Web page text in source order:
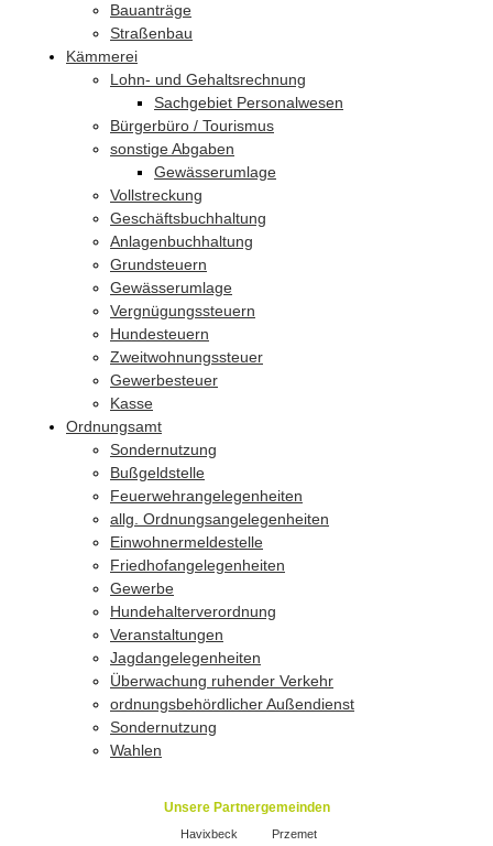
Bauanträge
Straßenbau
Kämmerei
Lohn- und Gehaltsrechnung
Sachgebiet Personalwesen
Bürgerbüro / Tourismus
sonstige Abgaben
Gewässerumlage
Vollstreckung
Geschäftsbuchhaltung
Anlagenbuchhaltung
Grundsteuern
Gewässerumlage
Vergnügungssteuern
Hundesteuern
Zweitwohnungssteuer
Gewerbesteuer
Kasse
Ordnungsamt
Sondernutzung
Bußgeldstelle
Feuerwehrangelegenheiten
allg. Ordnungsangelegenheiten
Einwohnermeldestelle
Friedhofangelegenheiten
Gewerbe
Hundehalterverordnung
Veranstaltungen
Jagdangelegenheiten
Überwachung ruhender Verkehr
ordnungsbehördlicher Außendienst
Sondernutzung
Wahlen
Unsere Partnergemeinden
Havixbeck Przemet